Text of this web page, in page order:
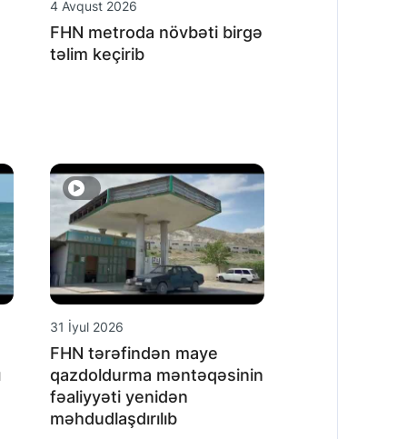
4 Avqust 2026
FHN metroda növbəti birgə
təlim keçirib
31 İyul 2026
FHN tərəfindən maye
qazdoldurma məntəqəsinin
fəaliyyəti yenidən
məhdudlaşdırılıb